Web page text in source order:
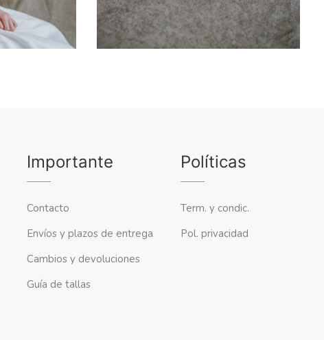
Importante
Contacto
Envíos y plazos de entrega
Cambios y devoluciones
Guía de tallas
Políticas
Term. y condic.
Pol. privacidad